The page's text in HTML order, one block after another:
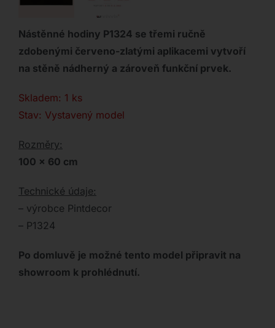
Nástěnné hodiny P1324 se třemi ručně
zdobenými červeno-zlatými aplikacemi vytvoří
na stěně nádherný a zároveň funkční prvek.
Skladem: 1 ks
Stav: Vystavený model
Rozměry:
100 x 60 cm
Technické údaje:
– výrobce Pintdecor
– P1324
Po domluvě je možné tento model připravit na
showroom k prohlédnutí.